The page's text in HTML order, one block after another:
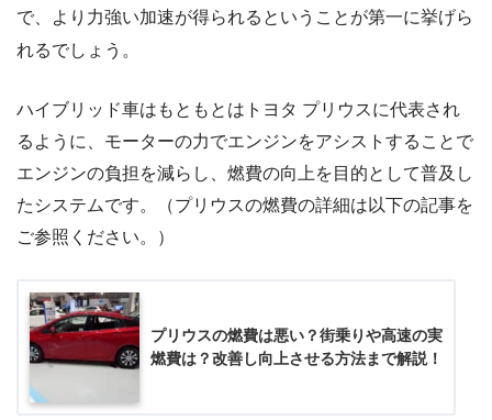
で、より力強い加速が得られるということが第一に挙げら
れるでしょう。
ハイブリッド車はもともとはトヨタ プリウスに代表され
るように、モーターの力でエンジンをアシストすることで
エンジンの負担を減らし、燃費の向上を目的として普及し
たシステムです。（プリウスの燃費の詳細は以下の記事を
ご参照ください。）
プリウスの燃費は悪い？街乗りや高速の実
燃費は？改善し向上させる方法まで解説！